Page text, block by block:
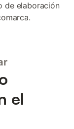
de elaboración
el